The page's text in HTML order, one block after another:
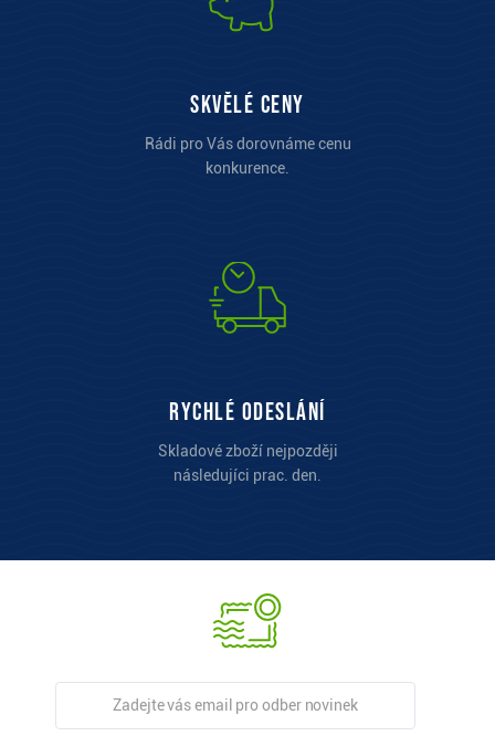
Skvělé ceny
Rádi pro Vás dorovnáme cenu
konkurence.
Rychlé odeslání
Skladové zboží nejpozději
následujíci prac. den.